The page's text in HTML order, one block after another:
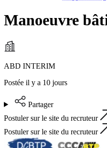
Manoeuvre
ABD INTERIM
Postée il y a 10 jours
Partager
Postuler sur le site du recruteur
Postuler sur le site du recruteur